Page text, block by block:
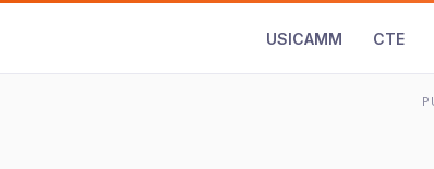
USICAMM CTE